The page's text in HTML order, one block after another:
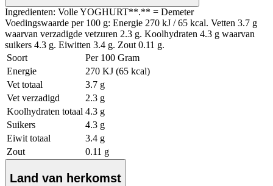
Ingredienten: Volle YOGHURT**.** = Demeter
Voedingswaarde per 100 g: Energie 270 kJ / 65 kcal. Vetten 3.7 g
waarvan verzadigde vetzuren 2.3 g. Koolhydraten 4.3 g waarvan
suikers 4.3 g. Eiwitten 3.4 g. Zout 0.11 g.
Soort
Per 100 Gram
Energie
270 KJ (65 kcal)
Vet totaal
3.7 g
Vet verzadigd
2.3 g
Koolhydraten totaal 4.3 g
Suikers
4.3 g
Eiwit totaal
3.4 g
Zout
0.11 g
Land van herkomst